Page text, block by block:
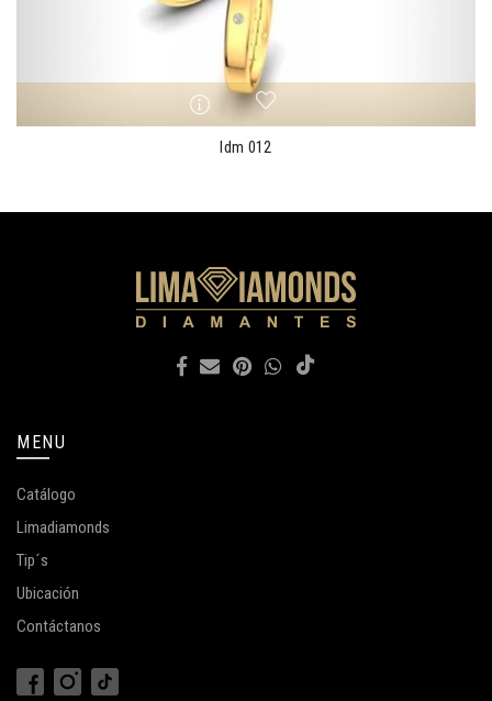
ldm 012
MENU
Catálogo
Limadiamonds
Tip´s
Ubicación
Contáctanos